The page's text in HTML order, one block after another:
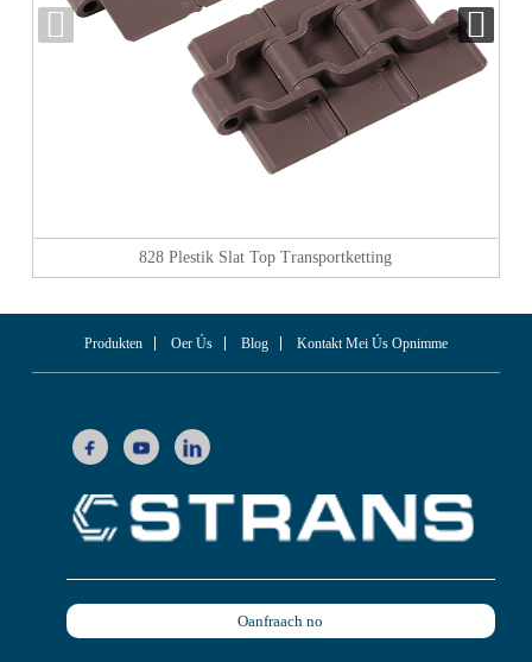
828 Plestik Slat Top Transportketting
Produkten Oer Ús Blog Kontakt Mei Ús Opnimme
Oanfraach no